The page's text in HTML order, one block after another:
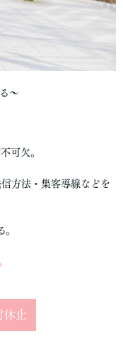
〜
可欠。
方法・集客導線などを
休止